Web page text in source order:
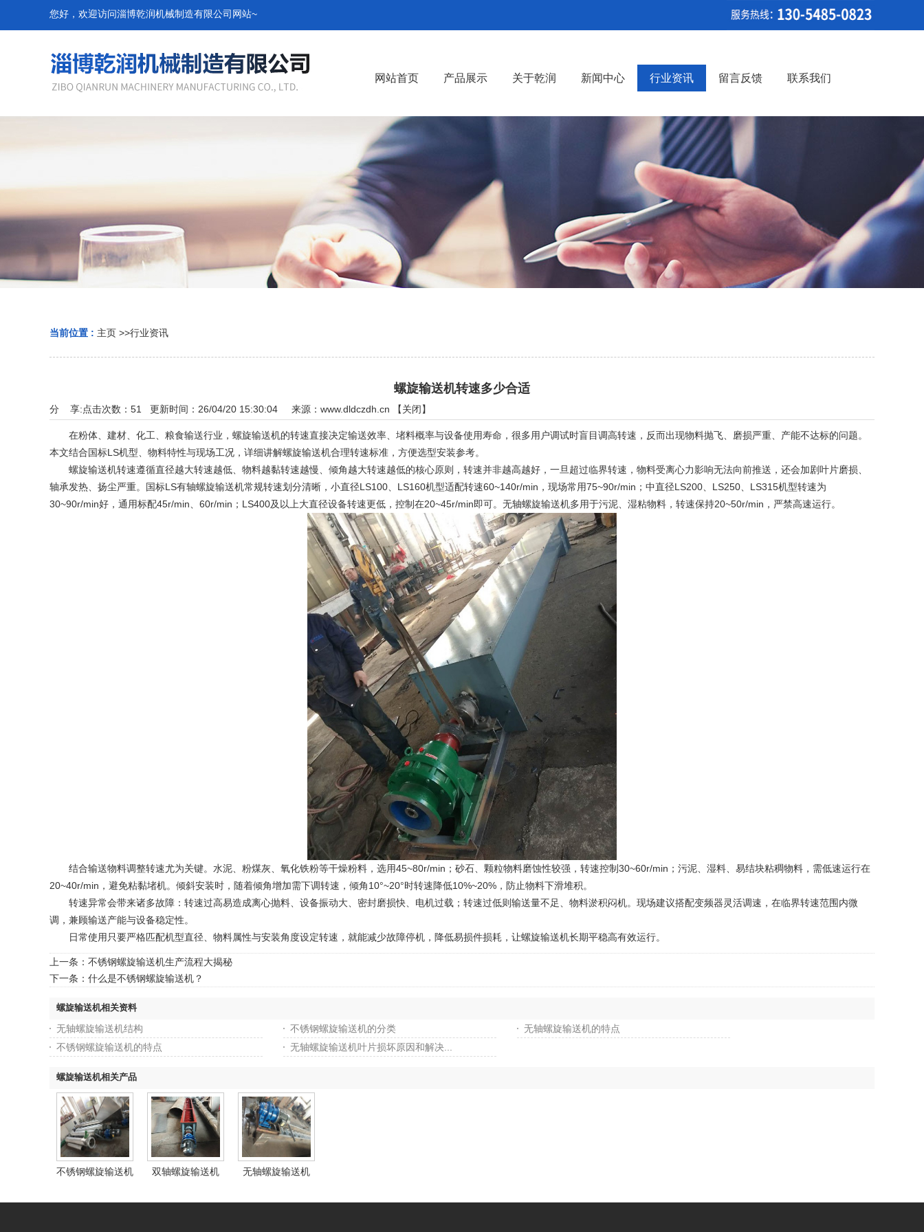
您好，欢迎访问淄博乾润机械制造有限公司网站~
网站首页 产品展示 关于乾润 新闻中心 行业资讯 留言反馈 联系我们
当前位置 : 主页 >>行业资讯
螺旋输送机转速多少合适
点击次数： 51 更新时间：26/04/20 15:30:04 来源： www.dldczdh.cn 【关闭】
分 享:
在粉体、建材、化工、粮食输送行业，螺旋输送机的转速直接决定输送效率、堵料概率与设备使用寿命，很多用户调试时盲目调高转速，反而出现物料抛飞、磨损严重、产能不达标的问题。
本文结合国标LS机型、物料特性与现场工况，详细讲解螺旋输送机合理转速标准，方便选型安装参考。
螺旋输送机转速遵循直径越大转速越低、物料越黏转速越慢、倾角越大转速越低的核心原则，转速并非越高越好，一旦超过临界转速，物料受离心力影响无法向前推送，还会加剧叶片磨损、
轴承发热、扬尘严重。国标LS有轴螺旋输送机常规转速划分清晰，小直径LS100、LS160机型适配转速60~140r/min，现场常用75~90r/min；中直径LS200、LS250、LS315机型转速为
30~90r/min好，通用标配45r/min、60r/min；LS400及以上大直径设备转速更低，控制在20~45r/min即可。无轴螺旋输送机多用于污泥、湿粘物料，转速保持20~50r/min，严禁高速运行。
结合输送物料调整转速尤为关键。水泥、粉煤灰、氧化铁粉等干燥粉料，选用45~80r/min；砂石、颗粒物料磨蚀性较强，转速控制30~60r/min；污泥、湿料、易结块粘稠物料，需低速运行在
20~40r/min，避免粘黏堵机。倾斜安装时，随着倾角增加需下调转速，倾角10°~20°时转速降低10%~20%，防止物料下滑堆积。
转速异常会带来诸多故障：转速过高易造成离心抛料、设备振动大、密封磨损快、电机过载；转速过低则输送量不足、物料淤积闷机。现场建议搭配变频器灵活调速，在临界转速范围内微
调，兼顾输送产能与设备稳定性。
日常使用只要严格匹配机型直径、物料属性与安装角度设定转速，就能减少故障停机，降低易损件损耗，让螺旋输送机长期平稳高有效运行。
上一条： 不锈钢螺旋输送机生产流程大揭秘
下一条： 什么是不锈钢螺旋输送机？
螺旋输送机相关资料
无轴螺旋输送机结构 不锈钢螺旋输送机的分类
无轴螺旋输送机的特点
不锈钢螺旋输送机的特点
无轴螺旋输送机叶片损坏原因和解决...
螺旋输送机相关产品
不锈钢螺旋输送机 双轴螺旋输送机 无轴螺旋输送机